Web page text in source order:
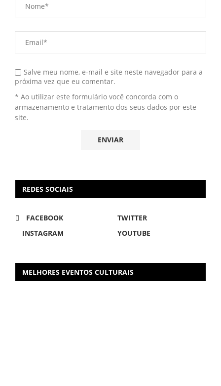
Salve meu nome, e-mail e site neste navegador para a
próxima vez que eu comentar.
* Ao utilizar este formulário você concorda com o
armazenamento e tratamento dos seus dados por este
site.
REDES SOCIAIS
FACEBOOK
TWITTER
INSTAGRAM
YOUTUBE
MELHORES EVENTOS CULTURAIS